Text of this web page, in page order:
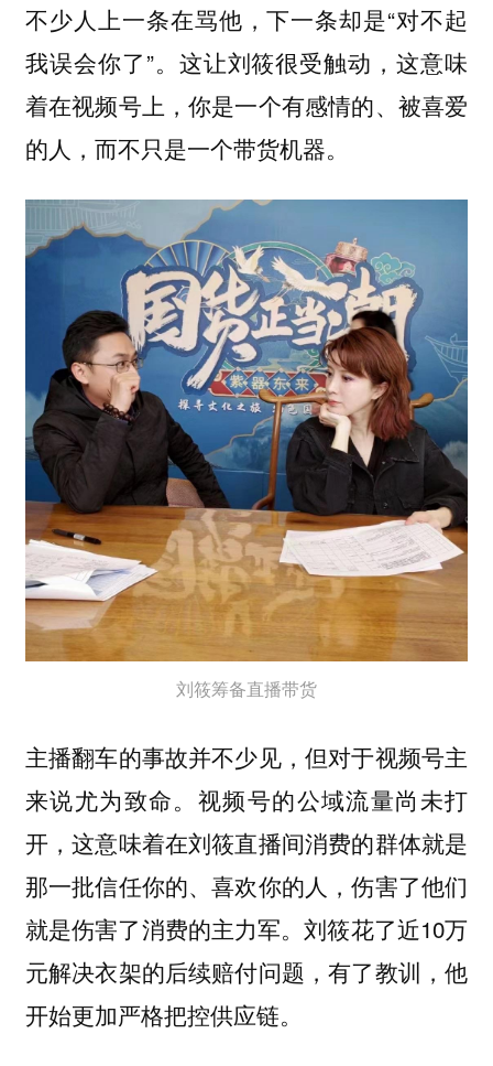
不少人上一条在骂他，下一条却是“对不起
我误会你了”。这让刘筱很受触动，这意味
着在视频号上，你是一个有感情的、被喜爱
的人，而不只是一个带货机器。
刘筱筹备直播带货
主播翻车的事故并不少见，但对于视频号主
来说尤为致命。视频号的公域流量尚未打
开，这意味着在刘筱直播间消费的群体就是
那一批信任你的、喜欢你的人，伤害了他们
就是伤害了消费的主力军。刘筱花了近10万
元解决衣架的后续赔付问题，有了教训，他
开始更加严格把控供应链。